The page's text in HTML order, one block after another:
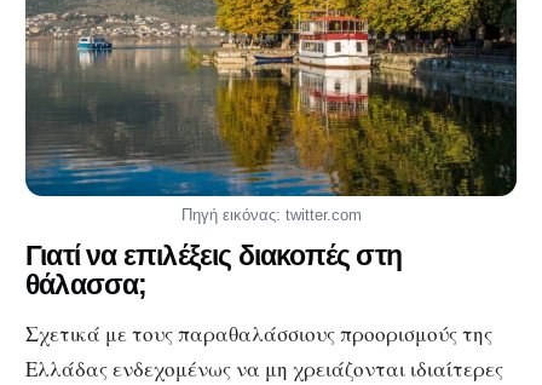
Πηγή εικόνας: twitter.com
Γιατί να επιλέξεις διακοπές στη
θάλασσα;
Σχετικά με τους παραθαλάσσιους προορισμούς της
Ελλάδας ενδεχομένως να μη χρειάζονται ιδιαίτερες